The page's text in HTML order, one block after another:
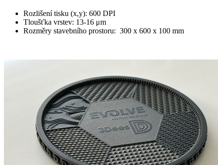
Rozlišení tisku (x,y): 600 DPI
Tloušťka vrstev: 13-16 μm
Rozměry stavebního prostoru: 300 x 600 x 100 mm